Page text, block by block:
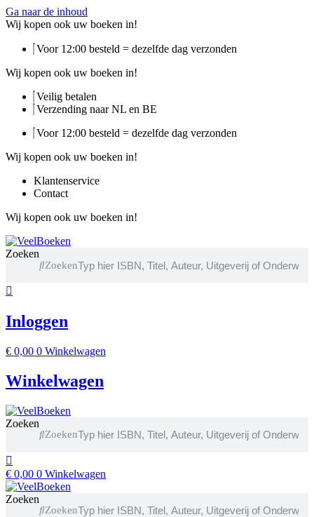
Ga naar de inhoud
Wij kopen ook uw boeken in!
Voor 12:00 besteld = dezelfde dag verzonden
Wij kopen ook uw boeken in!
Veilig betalen
Verzending naar NL en BE
Voor 12:00 besteld = dezelfde dag verzonden
Wij kopen ook uw boeken in!
Klantenservice
Contact
Wij kopen ook uw boeken in!
Zoeken
Zoeken
Inloggen
€ 0,00 0 Winkelwagen
Winkelwagen
Zoeken
Zoeken
€ 0,00 0 Winkelwagen
Zoeken
Zoeken